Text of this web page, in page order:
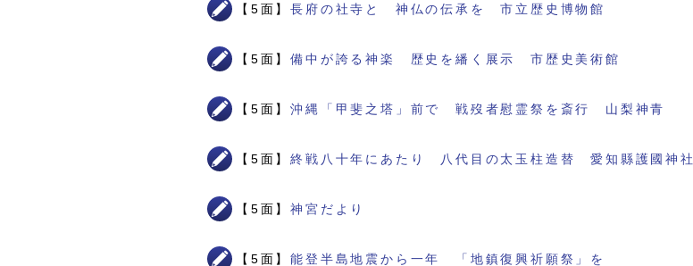
【5面】長府の社寺と 神仏の伝承を 市立歴史博物館
【5面】備中が誇る神楽 歴史を繙く展示 市歴史美術館
【5面】沖縄「甲斐之塔」前で 戦歿者慰霊祭を斎行 山梨神青
【5面】終戦八十年にあたり 八代目の太玉柱造替 愛知縣護國神社
【5面】神宮だより
【5面】能登半島地震から一年 「地鎮復興祈願祭」を